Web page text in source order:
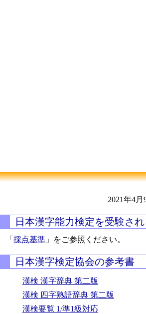
2021年4
日本漢字能力検定を受験さ
「採点基準 」をご参照ください。
日本漢字検定協会の参考書
漢検 漢字辞典 第二版
漢検 四字熟語辞典 第二版
漢検要覧 1/準1級対応